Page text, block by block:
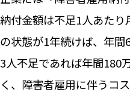
納付金額は不足1人あた
の状態が1年続けば、年間
3人不足であれば年間180
く、障害者雇用に伴うコ